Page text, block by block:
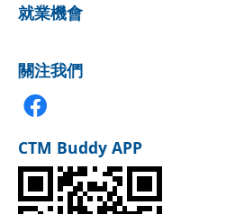
就業機會
關注我們
CTM Buddy APP